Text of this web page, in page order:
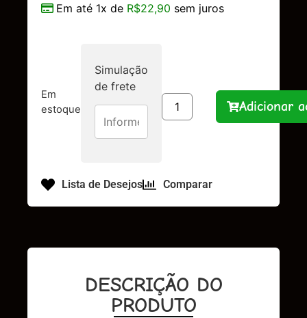
Em até 1x de R$22,90 sem juros
Em
estoque
Simulação
de frete
Adicionar
Lista de Desejos Comparar
DESCRIÇÃO DO
PRODUTO